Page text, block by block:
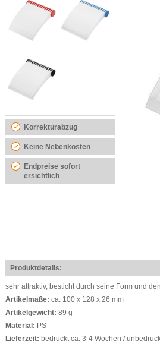
Korrekturabzug
Keine Nebenkosten
Endpreise sofort
ersichtlich
Produktdetails:
sehr attraktiv, besticht durch seine Form und
Artikelmaße: ca. 100 x 128 x 26 mm
Artikelgewicht: 89 g
Material: PS
Lieferzeit: bedruckt ca. 3-4 Wochen /